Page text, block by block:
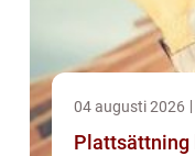
04 augusti 2026
Plattsättning kinna så